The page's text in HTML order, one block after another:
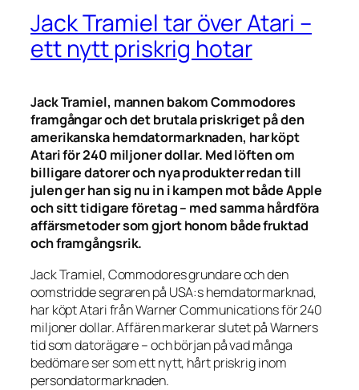
Jack Tramiel tar över Atari –
ett nytt priskrig hotar
Jack Tramiel, mannen bakom Commodores
framgångar och det brutala priskriget på den
amerikanska hemdatormarknaden, har köpt
Atari för 240 miljoner dollar. Med löften om
billigare datorer och nya produkter redan till
julen ger han sig nu in i kampen mot både Apple
och sitt tidigare företag – med samma hårdföra
affärsmetoder som gjort honom både fruktad
och framgångsrik.
Jack Tramiel, Commodores grundare och den
oomstridde segraren på USA:s hemdatormarknad,
har köpt Atari från Warner Communications för 240
miljoner dollar. Affären markerar slutet på Warners
tid som datorägare – och början på vad många
bedömare ser som ett nytt, hårt priskrig inom
persondatormarknaden.